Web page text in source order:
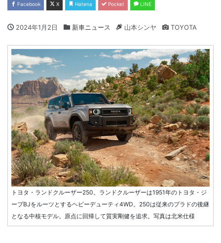
Facebook X Hatena Pocket LINE
2024年1月2日 新車ニュース 山本シンヤ TOYOTA
トヨタ・ランドクルーザー250。ランドクルーザーは1951年のトヨタ・ジ
ープBJをルーツとするヘビーデューティ4WD。250は従来のプラドの後継
となる中核モデル。原点に回帰して質実剛健を追求。写真は北米仕様